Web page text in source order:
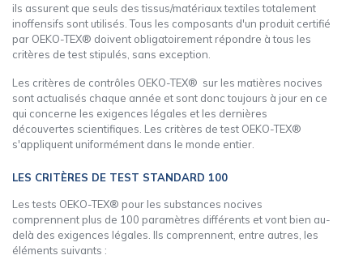
ils assurent que seuls des tissus/matériaux textiles totalement
inoffensifs sont utilisés. Tous les composants d'un produit certifié
par OEKO-TEX® doivent obligatoirement répondre à tous les
critères de test stipulés, sans exception.
Les critères de contrôles OEKO-TEX® sur les matières nocives
sont actualisés chaque année et sont donc toujours à jour en ce
qui concerne les exigences légales et les dernières
découvertes scientifiques. Les critères de test OEKO-TEX®
s'appliquent uniformément dans le monde entier.
LES CRITÈRES DE TEST STANDARD 100
Les tests OEKO-TEX® pour les substances nocives
comprennent plus de 100 paramètres différents et vont bien au-
delà des exigences légales. Ils comprennent, entre autres, les
éléments suivants :